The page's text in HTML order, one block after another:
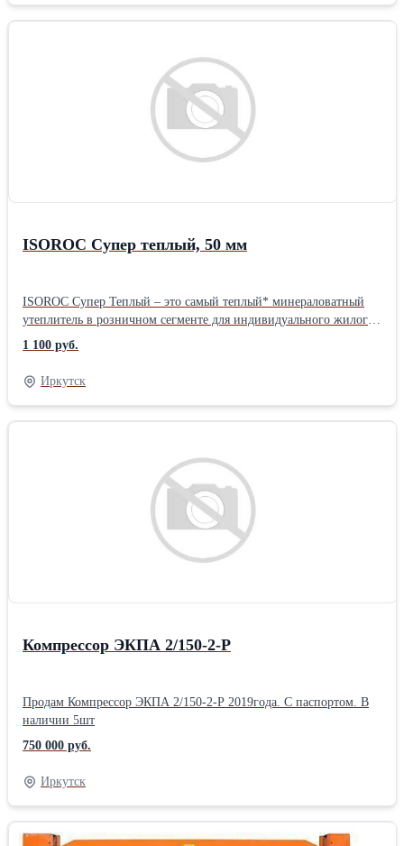
- Отбойный молоток МОП 2/3- 250 руб/сутки - Рукав
компрессора: - Пескоструйные работы с установками 100, 150,
200 литров - Отбойный молоток 1, 2, 3, 4 шт одновременно -
Бетонолом 1, 2, 3 шт одновременно - Подача полусухой стяжки -
Опрессовка и обдув - Торкретирование -------------------------------
-------------------- - Посуточная холодная аренда без оператора -
Сервис и техническое обслуживание - В наличии несколько
ISOROC Супер теплый, 50 мм
ISOROC Супер Теплый – это самый теплый* минераловатный
утеплитель в розничном сегменте для индивидуального жилого
строительства. В нем сочетаются жесткость камня, повышенная
упругость и прочность. Отличается формостабильностью,
устойчивостью в конструкции, снижает затраты на отопление.
*продукт имеет самый низкий в сегменте коэффициент
теплопроводности 0,032 Вт/мК, что делает его теплее на 25% в
исключает промерзание стен и позволяет сократить потери тепла
до 78%. Область применения и рекомендации: - Стены под
облицовку - Каркасные стены - Скатные кровли Характеристики
1 100 руб.
Иркутск
Компрессор ЭКПА 2/150-2-Р
Продам Компрессор ЭКПА 2/150-2-Р 2019года. С паспортом. В
наличии 5шт
750 000 руб.
Иркутск